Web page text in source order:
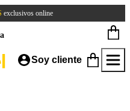
exclusivos online
Soy cliente